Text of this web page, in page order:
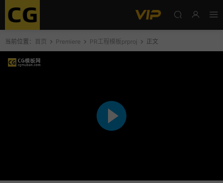
当前位置： 首页 Premiere PR工程模板prproj 正文